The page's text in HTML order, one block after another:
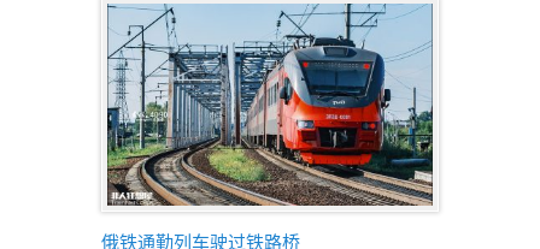
俄铁通勤列车驶过铁路桥